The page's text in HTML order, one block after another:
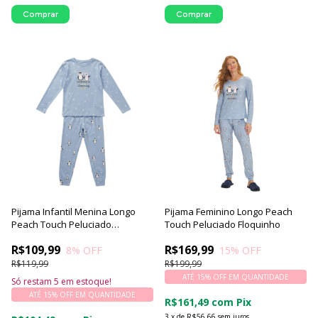
Comprar Comprar
Pijama Infantil Menina Longo
Peach Touch Peluciado
R$109,99
R$119,99
8% OFF
ATÉ 15% OFF EM QUANTIDADE
Só restam 5 em estoque!
Pijama Feminino Longo Peach
Touch Peluciado Floquinho
R$169,99
R$199,99
15% OFF
ATÉ 15% OFF EM QUANTIDADE
R$161,49 com Pix